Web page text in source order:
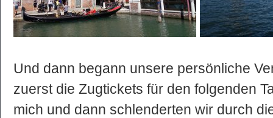
Und dann begann unsere persönliche
zuerst die Zugtickets für den folgenden
mich und dann schlenderten wir durch